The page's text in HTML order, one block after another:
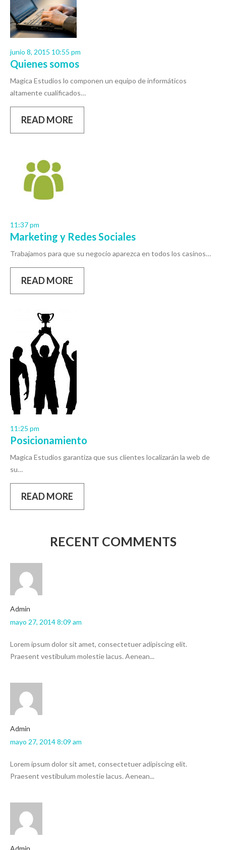
junio 8, 2015 10:55 pm
Quienes somos
Magica Estudios lo componen un equipo de informáticos
altamente cualificados…
READ MORE
11:37 pm
Marketing y Redes Sociales
Trabajamos para que su negocio aparezca en todos los casinos…
READ MORE
11:25 pm
Posicionamiento
Magica Estudios garantiza que sus clientes localizarán la web de
su…
READ MORE
RECENT COMMENTS
admin
mayo 27, 2014 8:09 am
Lorem ipsum dolor sit amet, consectetuer adipiscing elit.
Praesent vestibulum molestie lacus. Aenean...
admin
mayo 27, 2014 8:09 am
Lorem ipsum dolor sit amet, consectetuer adipiscing elit.
Praesent vestibulum molestie lacus. Aenean...